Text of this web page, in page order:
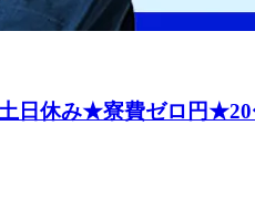
日休み★寮費ゼロ円★20